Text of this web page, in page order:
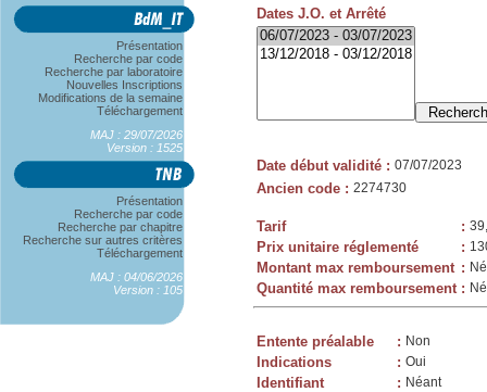
Présentation
Recherche par code
Recherche par laboratoire
Nouvelles Inscriptions
Modifications de la semaine
Téléchargement
MAJ : 29/07/2026
Version : 1525
Présentation
Recherche par code
Recherche par chapitre
Recherche sur autres critères
Téléchargement
MAJ : 04/06/2026
Version : 105
Dates J.O. et Arrêté
Date début validité : 07/07/2023
Ancien code : 2274730
Tarif :
Prix unitaire réglementé :
Montant max remboursement :
Quantité max remboursement :
Entente préalable : Non
Indications : Oui
Identifiant : Néant